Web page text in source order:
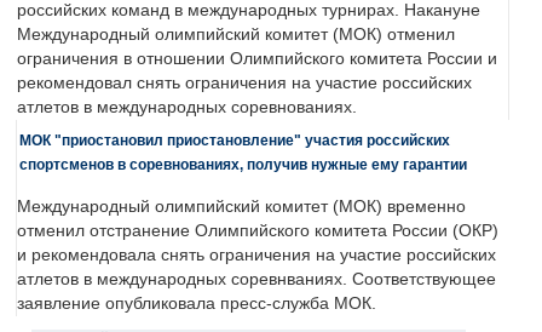
российских команд в международных турнирах. Накануне
Международный олимпийский комитет (МОК) отменил
ограничения в отношении Олимпийского комитета России и
рекомендовал снять ограничения на участие российских
атлетов в международных соревнованиях.
МОК "приостановил приостановление" участия российских
спортсменов в соревнованиях, получив нужные ему гарантии
Международный олимпийский комитет (МОК) временно
отменил отстранение Олимпийского комитета России (ОКР)
и рекомендовала снять ограничения на участие российских
атлетов в международных соревнваниях. Соответствующее
заявление опубликовала пресс-служба МОК.